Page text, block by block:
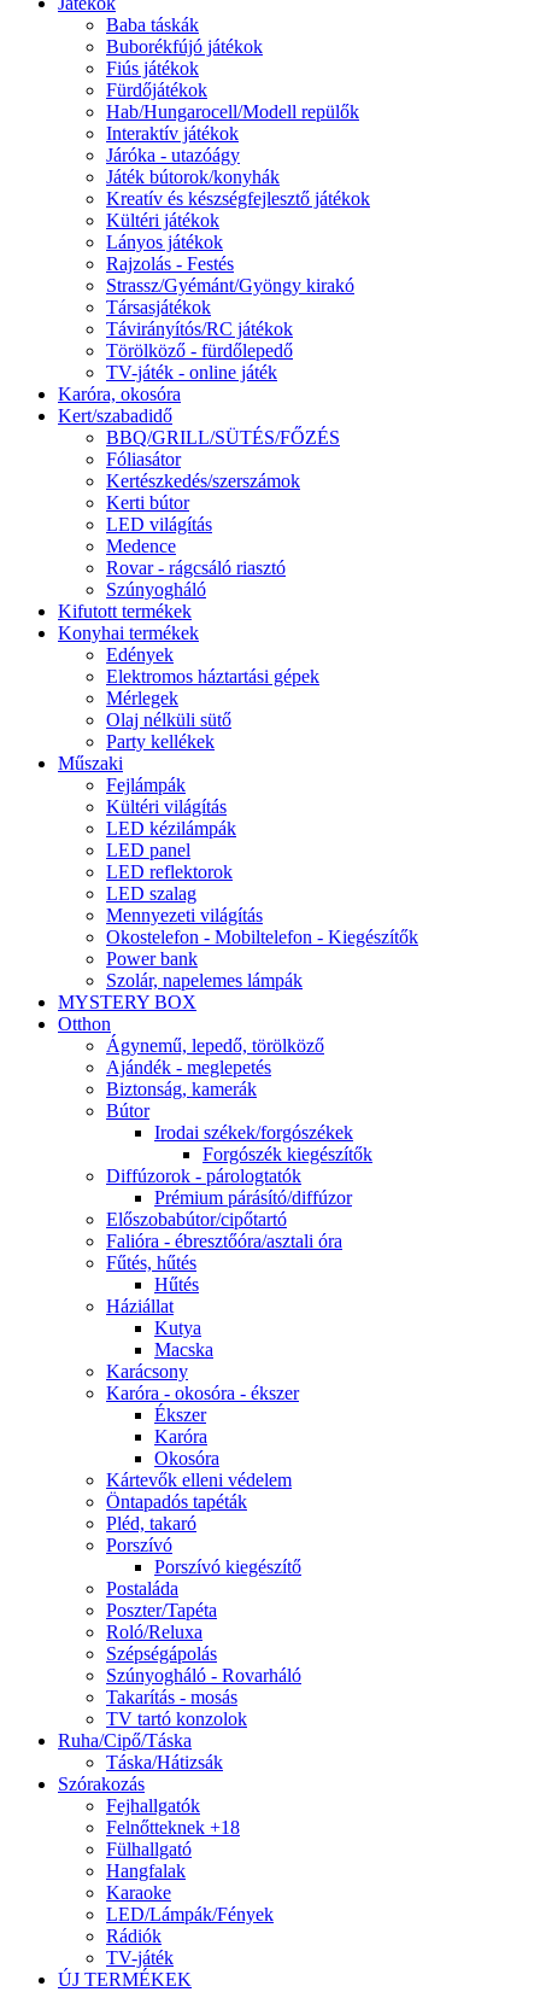
Baba táskák
Buborékfújó játékok
Fiús játékok
Fürdőjátékok
Hab/Hungarocell/Modell repülők
Interaktív játékok
Járóka - utazóágy
Játék bútorok/konyhák
Kreatív és készségfejlesztő játékok
Kültéri játékok
Lányos játékok
Rajzolás - Festés
Strassz/Gyémánt/Gyöngy kirakó
Társasjátékok
Távirányítós/RC játékok
Törölköző - fürdőlepedő
TV-játék - online játék
Karóra, okosóra
Kert/szabadidő
BBQ/GRILL/SÜTÉS/FŐZÉS
Fóliasátor
Kertészkedés/szerszámok
Kerti bútor
LED világítás
Medence
Rovar - rágcsáló riasztó
Szúnyogháló
Kifutott termékek
Konyhai termékek
Edények
Elektromos háztartási gépek
Mérlegek
Olaj nélküli sütő
Party kellékek
Műszaki
Fejlámpák
Kültéri világítás
LED kézilámpák
LED panel
LED reflektorok
LED szalag
Mennyezeti világítás
Okostelefon - Mobiltelefon - Kiegészítők
Power bank
Szolár, napelemes lámpák
MYSTERY BOX
Otthon
Ágynemű, lepedő, törölköző
Ajándék - meglepetés
Biztonság, kamerák
Bútor
Irodai székek/forgószékek
Forgószék kiegészítők
Diffúzorok - párologtatók
Prémium párásító/diffúzor
Előszobabútor/cipőtartó
Falióra - ébresztőóra/asztali óra
Fűtés, hűtés
Hűtés
Háziállat
Kutya
Macska
Karácsony
Karóra - okosóra - ékszer
Ékszer
Karóra
Okosóra
Kártevők elleni védelem
Öntapadós tapéták
Pléd, takaró
Porszívó
Porszívó kiegészítő
Postaláda
Poszter/Tapéta
Roló/Reluxa
Szépségápolás
Szúnyogháló - Rovarháló
Takarítás - mosás
TV tartó konzolok
Ruha/Cipő/Táska
Táska/Hátizsák
Szórakozás
Fejhallgatók
Felnőtteknek +18
Fülhallgató
Hangfalak
Karaoke
LED/Lámpák/Fények
Rádiók
TV-játék
ÚJ TERMÉKEK